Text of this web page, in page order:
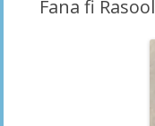
Fana fi Rasool